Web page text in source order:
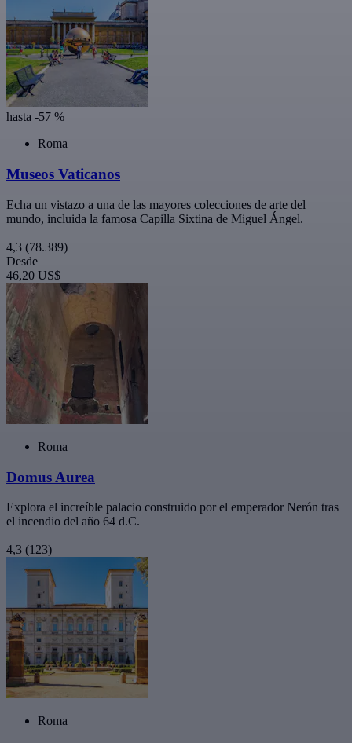
hasta -57 %
Roma
Museos Vaticanos
Echa un vistazo a una de las mayores colecciones de arte del
mundo, incluida la famosa Capilla Sixtina de Miguel Ángel.
4,3 (78.389)
Desde
46,20 US$
Roma
Domus Aurea
Explora el increíble palacio construido por el emperador Nerón tras
el incendio del año 64 d.C.
4,3 (123)
Roma